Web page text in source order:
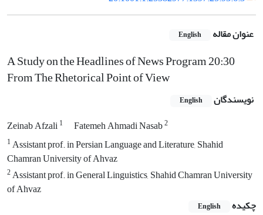
عنوان مقاله English
A Study on the Headlines of News Program 20:30
From The Rhetorical Point of View
نویسندگان English
Zeinab Afzali1 Fatemeh Ahmadi Nasab2
1Assistant prof. in Persian Language and Literature, Shahid
Chamran University of Ahvaz
2Assistant prof. in General Linguistics, Shahid Chamran University
of Ahvaz
چکیده
English